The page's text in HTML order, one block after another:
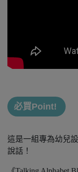
必買Point!
這是一組專為幼兒
說話！